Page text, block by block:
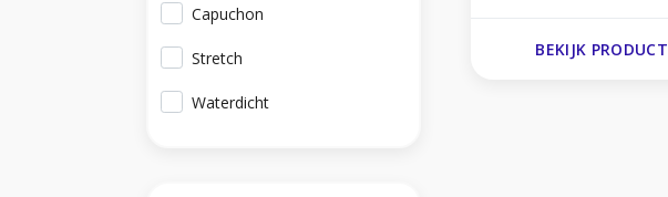
BEKIJK PRODUCT
Capuchon
Stretch
Waterdicht